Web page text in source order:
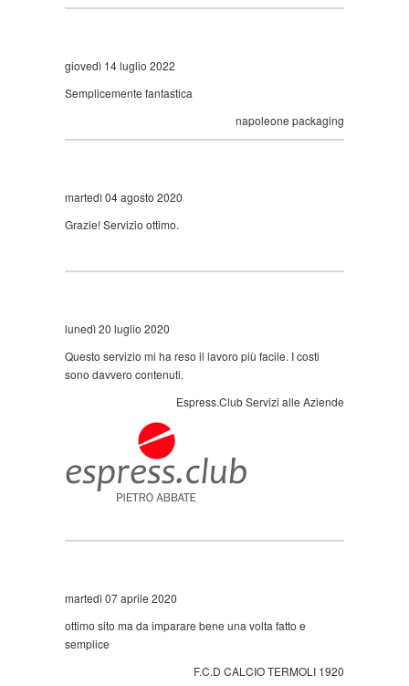
giovedì 14 luglio 2022
Semplicemente fantastica
napoleone packaging
martedì 04 agosto 2020
Grazie! Servizio ottimo.
lunedì 20 luglio 2020
Questo servizio mi ha reso il lavoro più facile. I costi
sono davvero contenuti.
Espress.Club Servizi alle Aziende
martedì 07 aprile 2020
ottimo sito ma da imparare bene una volta fatto e
semplice
F.C.D CALCIO TERMOLI 1920